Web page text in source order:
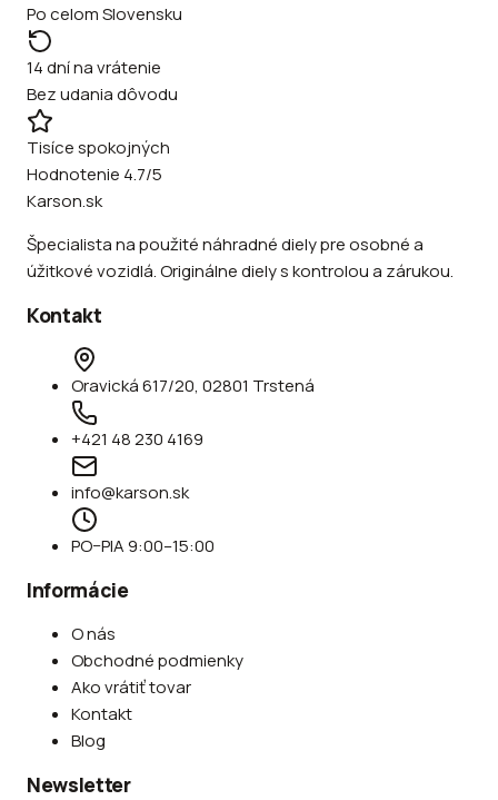
Po celom Slovensku
14 dní na vrátenie
Bez udania dôvodu
Tisíce spokojných
Hodnotenie 4.7/5
Karson.sk
Špecialista na použité náhradné diely pre osobné a
úžitkové vozidlá. Originálne diely s kontrolou a zárukou.
Kontakt
Oravická 617/20, 02801 Trstená
+421 48 230 4169
info@karson.sk
PO–PIA 9:00–15:00
Informácie
O nás
Obchodné podmienky
Ako vrátiť tovar
Kontakt
Blog
Newsletter